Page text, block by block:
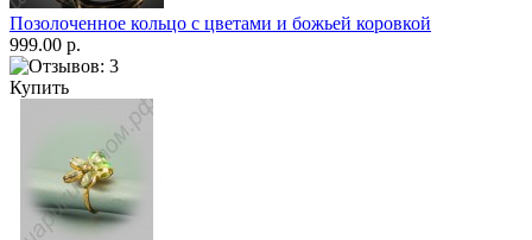
Позолоченное кольцо с цветами и божьей коровкой
999.00 р.
Купить